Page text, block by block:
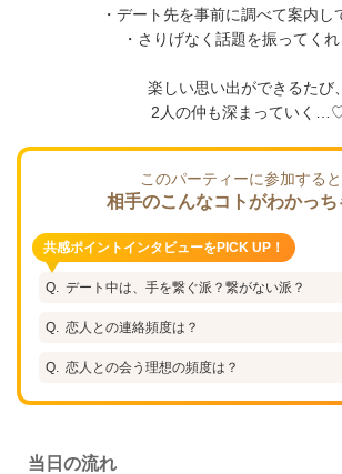
・デート先を事前に調べて案内し
・さりげなく話題を振ってく
楽しい思い出ができるたび、
2人の仲も深まっていく
このパーティーに参加する
相手のこんなコトがわかっち
共感ポイントインタビューをPICK UP！
デート中は、手を繋ぐ派？繋がない派？
恋人との連絡頻度は？
恋人との会う理想の頻度は？
当日の流れ